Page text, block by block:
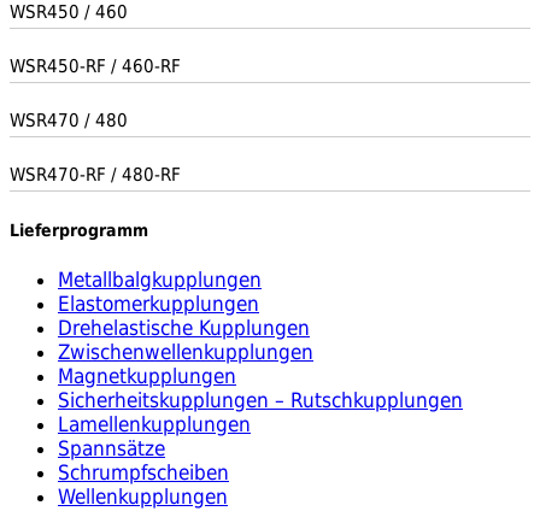
WSR450 / 460
WSR450-RF / 460-RF
WSR470 / 480
WSR470-RF / 480-RF
Lieferprogramm
Metallbalgkupplungen
Elastomerkupplungen
Drehelastische Kupplungen
Zwischenwellenkupplungen
Magnetkupplungen
Sicherheitskupplungen – Rutschkupplungen
Lamellenkupplungen
Spannsätze
Schrumpfscheiben
Wellenkupplungen